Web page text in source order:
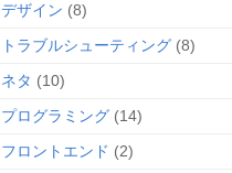
デザイン (8)
トラブルシューティング (8)
ネタ (10)
プログラミング (14)
フロントエンド (2)